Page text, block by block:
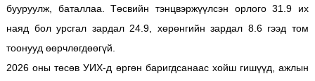
бууруулж, баталлаа. Төсвийн тэнцвэржүүлсэн орлого 31.9 их
наяд бол урсгал зардал 24.9, хөрөнгийн зардал 8.6 гээд том
тоонууд өөрчлөгдөөгүй.
2026 оны төсөв УИХ-д өргөн баригдсанаас хойш гишүүд, ажлын